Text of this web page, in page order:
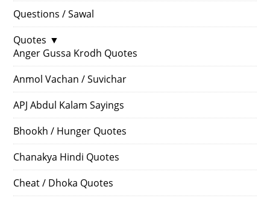
Questions / Sawal
Quotes ▼
Anger Gussa Krodh Quotes
Anmol Vachan / Suvichar
APJ Abdul Kalam Sayings
Bhookh / Hunger Quotes
Chanakya Hindi Quotes
Cheat / Dhoka Quotes